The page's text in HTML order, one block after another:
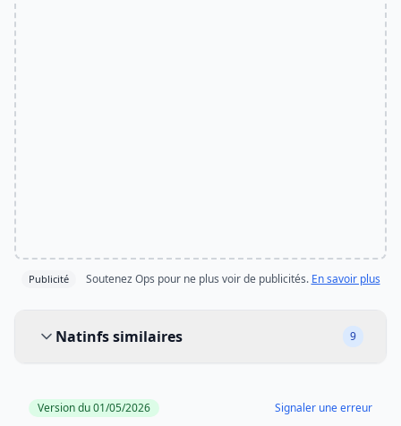
Publicité Soutenez Ops pour ne plus voir de publicités. En savoir plus
Natinfs similaires
9
Version du 01/05/2026 Signaler une erreur